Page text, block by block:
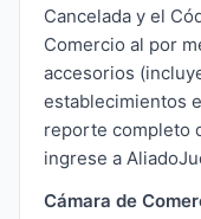
Cancelada y el
Comercio al por
accesorios
establecimientos
reporte completo
ingrese a
Cámara de